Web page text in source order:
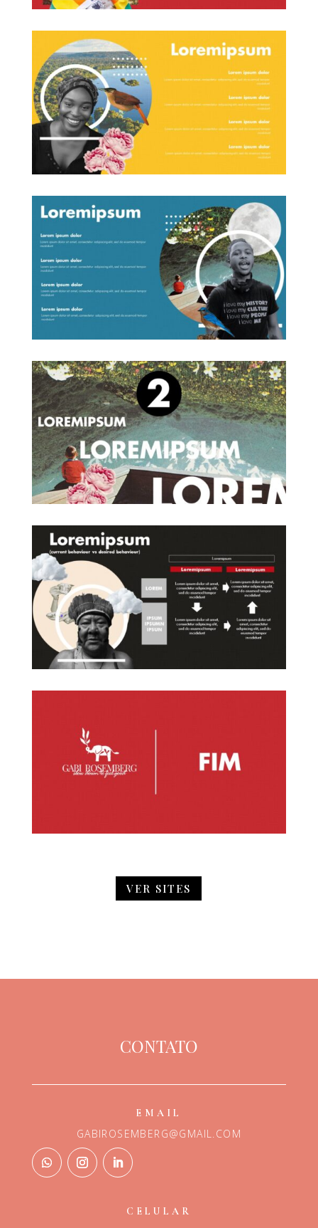
VER SITES
CONTATO
EMAIL
GABIROSEMBERG@GMAIL.COM
CELULAR